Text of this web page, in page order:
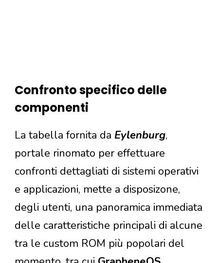
Confronto specifico delle
componenti
La tabella fornita da Eylenburg,
portale rinomato per effettuare
confronti dettagliati di sistemi operativi
e applicazioni, mette a disposizone,
degli utenti, una panoramica immediata
delle caratteristiche principali di alcune
tra le custom ROM più popolari del